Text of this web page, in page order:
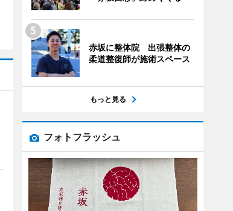
赤坂に整体院 出張整体の
柔道整復師が施術スペース
もっと見る
フォトフラッシュ